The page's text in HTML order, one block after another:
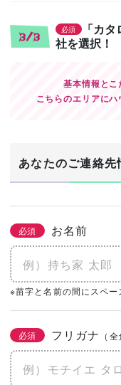
3/3
必須
「カタ
社を選択！
基本情報とこ
こちらのエリアにハ
あなたのご連絡先
必須 お名前
※苗字と名前の間にスペー
必須 フリガナ （